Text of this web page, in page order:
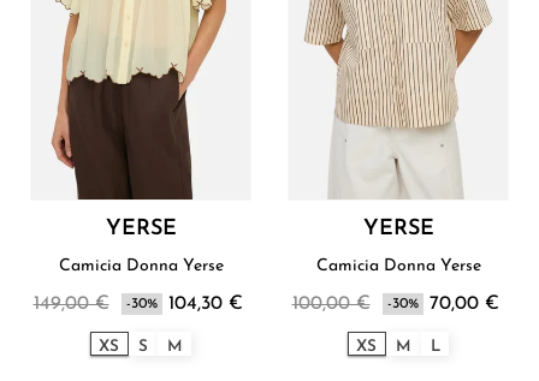
YERSE
Camicia Donna Yerse
149,00 € -30% 104,30 €
XS S M
YERSE
Camicia Donna Yerse
100,00 € -30% 70,00 €
XS M L